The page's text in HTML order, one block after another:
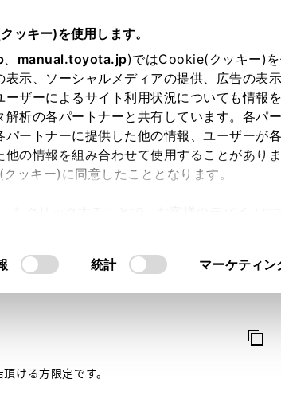
ッキー)を使用します。
、 manual.toyota.jp)ではCookie(クッキー)
示、ソーシャルメディアの提供、広告の表
ザーによるサイト利用状況についても情報
解析の各パートナーと共有しています。各パ
パートナーに提供した他の情報、ユーザーが
他の情報を組み合わせて使用することがあり
ッキー)に同意したこととなります。
統計 マーケティン
ンライン購入お気に入り 保存した見積り
ける方限定です。